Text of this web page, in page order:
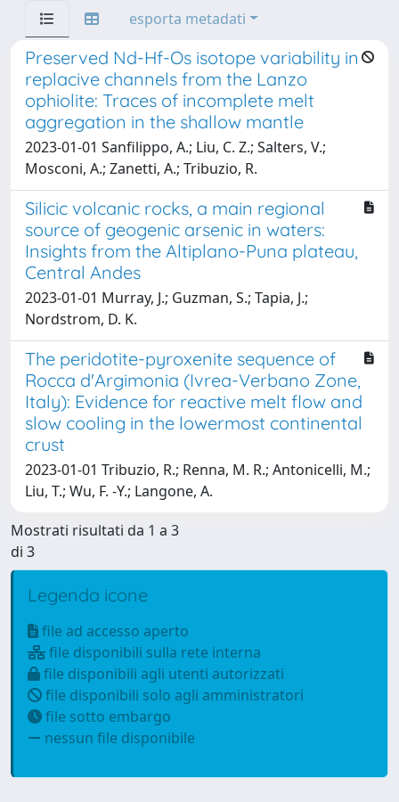
esporta metadati
Preserved Nd-Hf-Os isotope variability in
replacive channels from the Lanzo
ophiolite: Traces of incomplete melt
aggregation in the shallow mantle
2023-01-01 Sanfilippo, A.; Liu, C. Z.; Salters, V.;
Mosconi, A.; Zanetti, A.; Tribuzio, R.
Silicic volcanic rocks, a main regional
source of geogenic arsenic in waters:
Insights from the Altiplano-Puna plateau,
Central Andes
2023-01-01 Murray, J.; Guzman, S.; Tapia, J.;
Nordstrom, D. K.
The peridotite-pyroxenite sequence of
Rocca d'Argimonia (Ivrea-Verbano Zone,
Italy): Evidence for reactive melt flow and
slow cooling in the lowermost continental
crust
2023-01-01 Tribuzio, R.; Renna, M. R.; Antonicelli, M.;
Liu, T.; Wu, F. -Y.; Langone, A.
Mostrati risultati da 1 a 3
di 3
Legenda icone
file ad accesso aperto
file disponibili sulla rete interna
file disponibili agli utenti autorizzati
file disponibili solo agli amministratori
file sotto embargo
nessun file disponibile